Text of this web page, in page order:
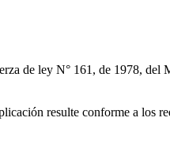
de ley N° 161, de 1978, del
resulte conforme a los